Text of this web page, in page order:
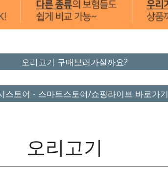
오리고기 구매보러가실까요?
스토어 - 스마트스토어/쇼핑라이브 바로가기
오리고기